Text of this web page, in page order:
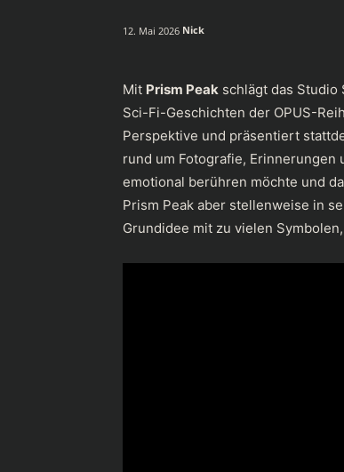
12. Mai 2026 Nick
Mit Prism Peak schlägt das Studio
Sci-Fi-Geschichten der OPUS-
Perspektive und präsentiert
rund um Fotografie, Erinnerungen
emotional berühren möchte und
Prism Peak aber stellenweise in
Grundidee mit zu vielen